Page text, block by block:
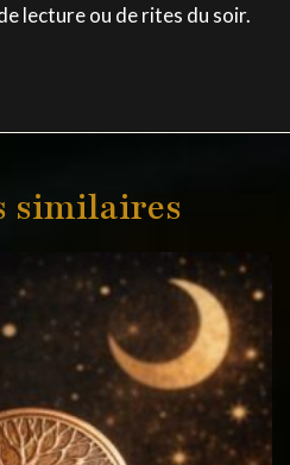
lecture ou de rites du soir.
similaires